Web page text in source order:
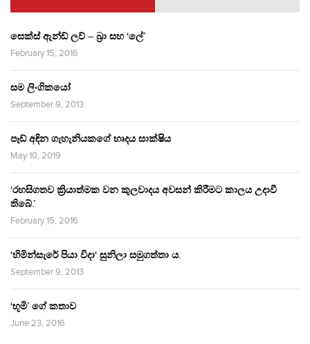
සෙක්ස් ඇන්ඩ් ලව් – බ්‍රා සහ ‘ලේ’
February 15, 2016
සම ලිංගිකයෝ
September 9, 2013
පෑඩ් අඳින ගැහැනියකගේ හෘදය සාක්ෂිය
May 10, 2019
‘රහසිගතව ක්‍රියාත්මක වන කුලවාදය අවසන් කිරීමට කාලය උදාවී
තිබේ.’
February 15, 2016
‘හිමින්සැරේ පියා විදා‘ සුනිලා සමුගත්තා ය.
September 9, 2013
‘භූමි’ ගේ කතාව
June 23, 2016